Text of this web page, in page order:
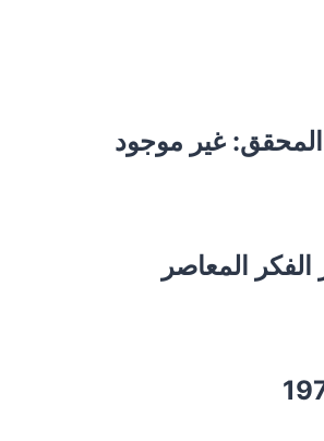
المحقق: غير موجود
الفكر المعاصر